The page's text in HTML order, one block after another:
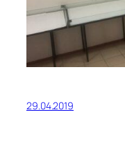
29.04.2019